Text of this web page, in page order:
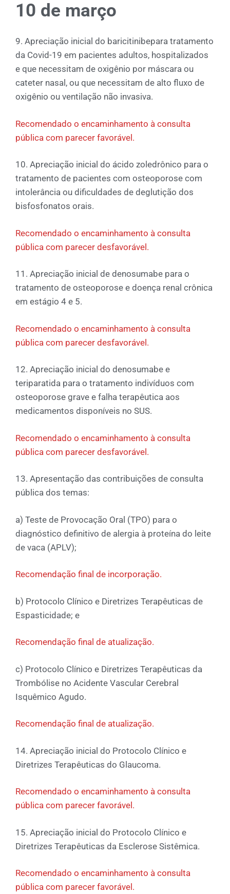
10 de março
9. Apreciação inicial do baricitinibepara tratamento
da Covid-19 em pacientes adultos, hospitalizados
e que necessitam de oxigênio por máscara ou
cateter nasal, ou que necessitam de alto fluxo de
oxigênio ou ventilação não invasiva.
Recomendado o encaminhamento à consulta
pública com parecer favorável.
10. Apreciação inicial do ácido zoledrônico para o
tratamento de pacientes com osteoporose com
intolerância ou dificuldades de deglutição dos
bisfosfonatos orais.
Recomendado o encaminhamento à consulta
pública com parecer desfavorável.
11. Apreciação inicial de denosumabe para o
tratamento de osteoporose e doença renal crônica
em estágio 4 e 5.
Recomendado o encaminhamento à consulta
pública com parecer desfavorável.
12. Apreciação inicial do denosumabe e
teriparatida para o tratamento indivíduos com
osteoporose grave e falha terapêutica aos
medicamentos disponíveis no SUS.
Recomendado o encaminhamento à consulta
pública com parecer desfavorável.
13. Apresentação das contribuições de consulta
pública dos temas:
a) Teste de Provocação Oral (TPO) para o
diagnóstico definitivo de alergia à proteína do leite
de vaca (APLV);
Recomendação final de incorporação.
b) Protocolo Clínico e Diretrizes Terapêuticas de
Espasticidade; e
Recomendação final de atualização.
c) Protocolo Clínico e Diretrizes Terapêuticas da
Trombólise no Acidente Vascular Cerebral
Isquêmico Agudo.
Recomendação final de atualização.
14. Apreciação inicial do Protocolo Clínico e
Diretrizes Terapêuticas do Glaucoma.
Recomendado o encaminhamento à consulta
pública com parecer favorável.
15. Apreciação inicial do Protocolo Clínico e
Diretrizes Terapêuticas da Esclerose Sistêmica.
Recomendado o encaminhamento à consulta
pública com parecer favorável.